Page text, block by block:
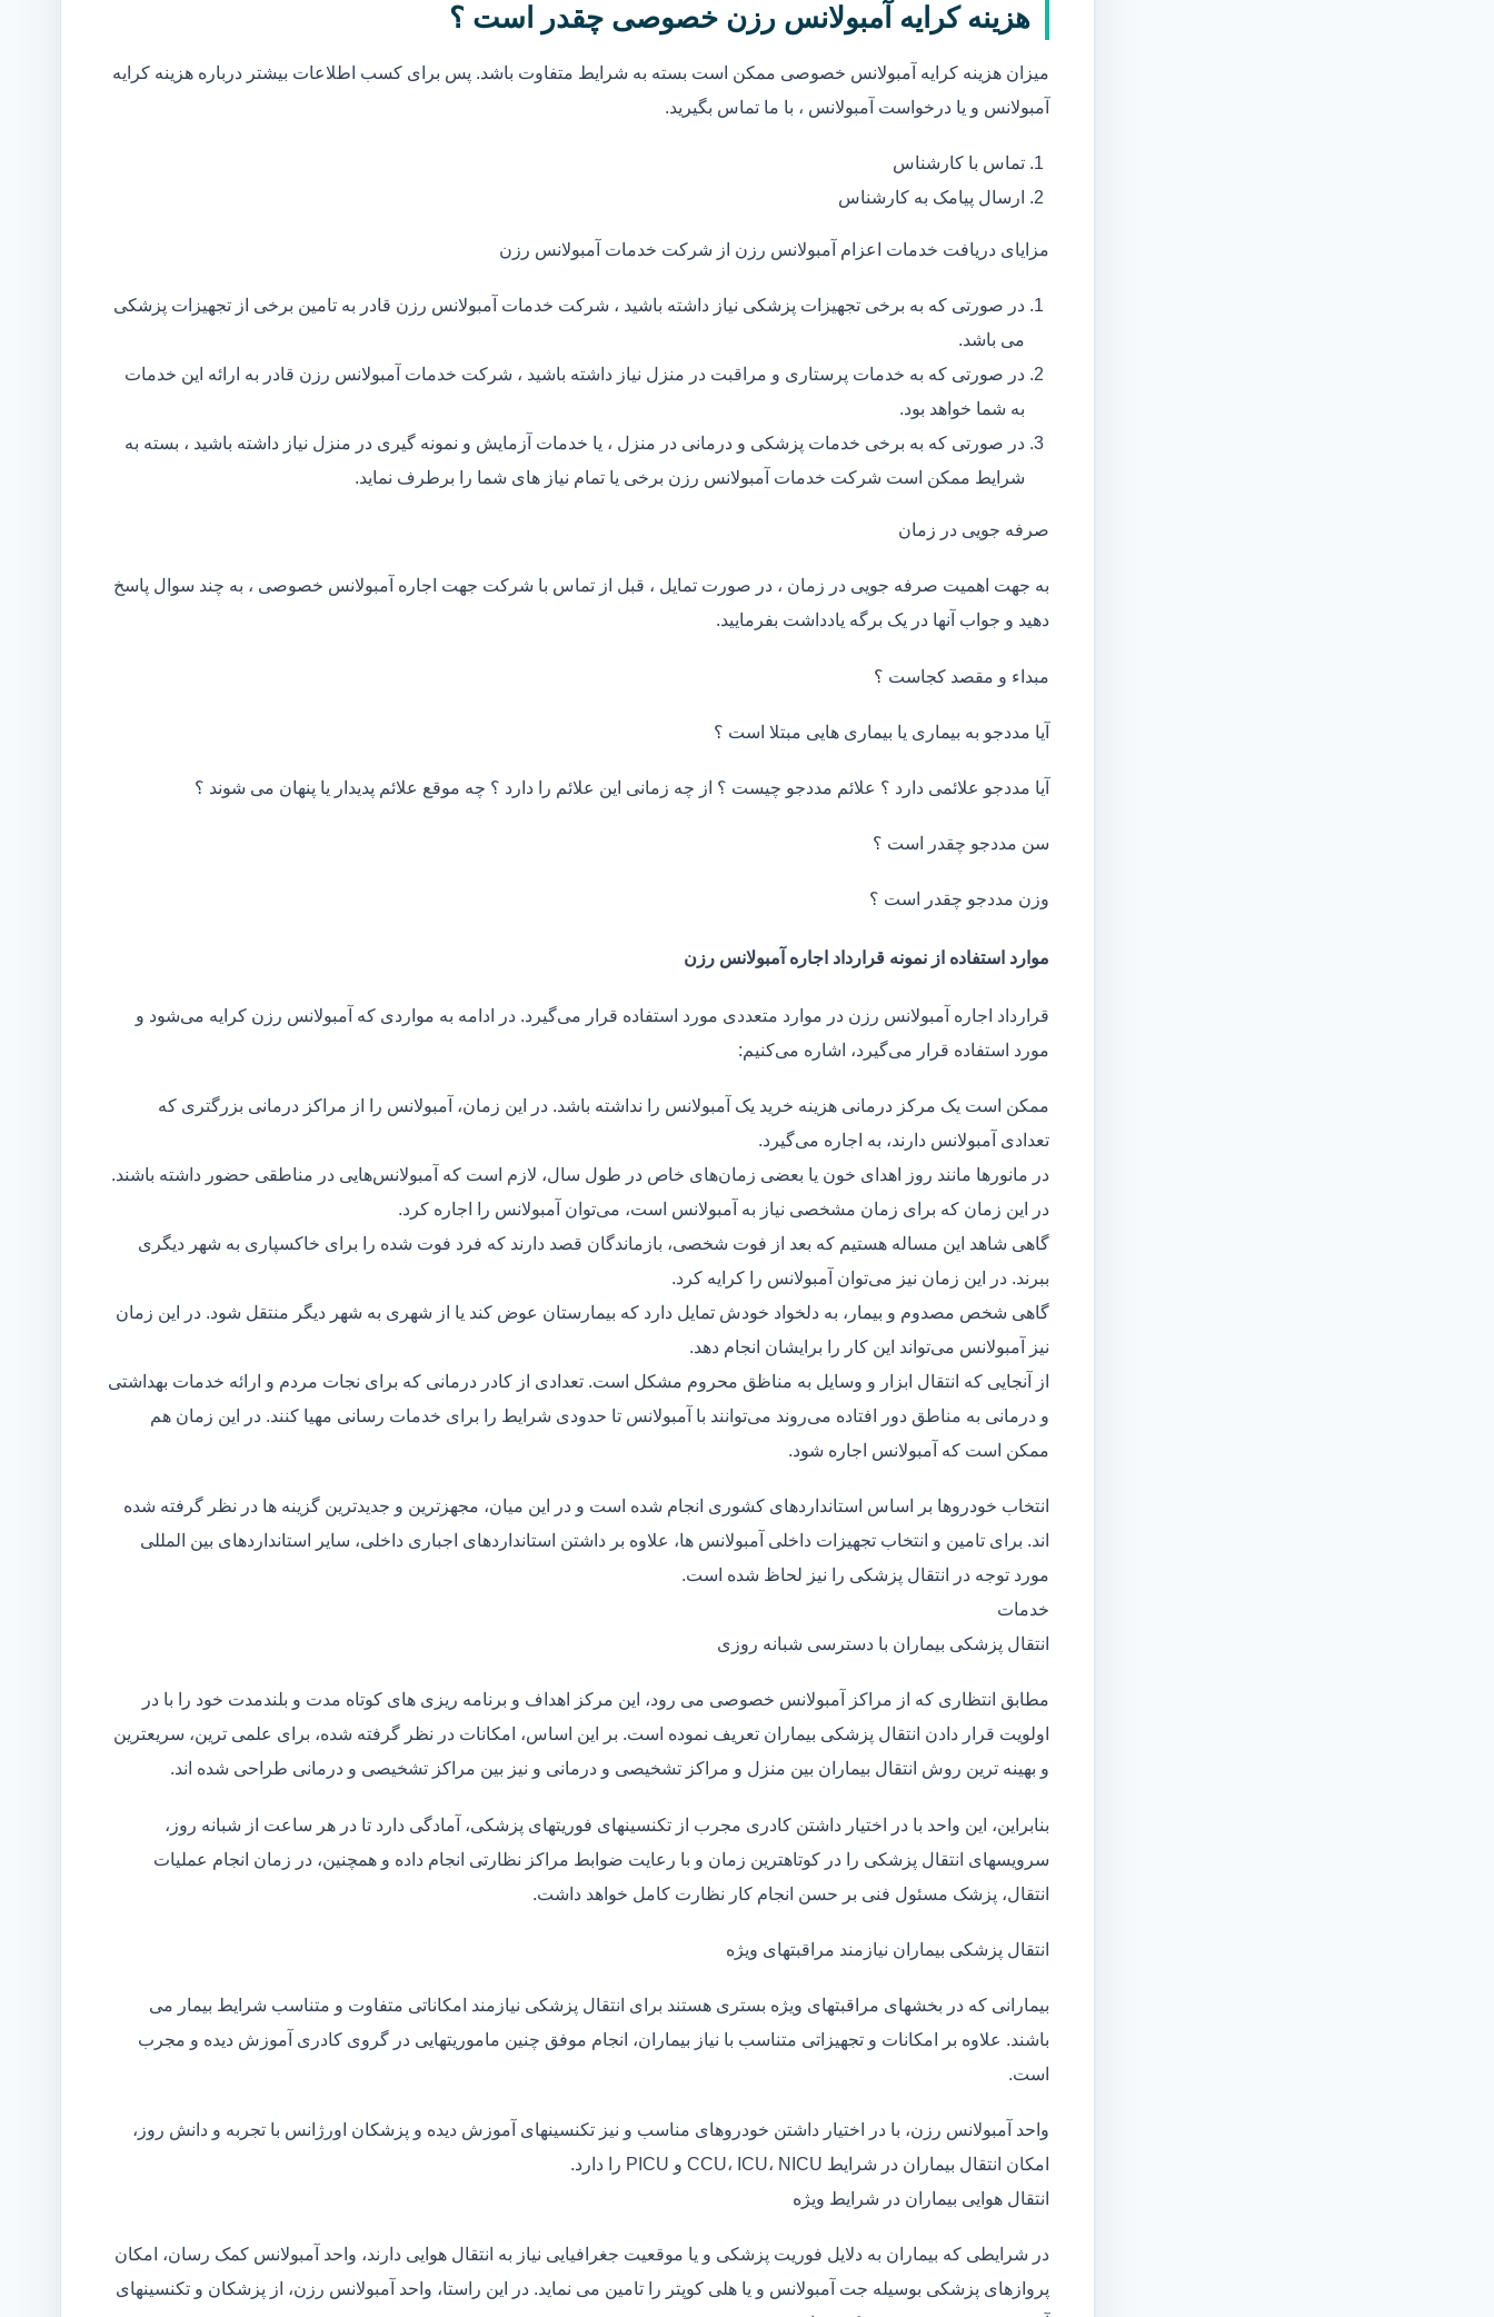
هزینه کرایه آمبولانس رزن خصوصی چقدر است ؟
میزان هزینه کرایه آمبولانس خصوصی ممکن است بسته به شرایط متفاوت باشد. پس برای کسب اطلاعات بیشتر درباره هزینه کرایه
آمبولانس و یا درخواست آمبولانس ، با ما تماس بگیرید.
تماس با کارشناس
ارسال پیامک به کارشناس
مزایای دریافت خدمات اعزام آمبولانس رزن از شرکت خدمات آمبولانس رزن
در صورتی که به برخی تجهیزات پزشکی نیاز داشته باشید ، شرکت خدمات آمبولانس رزن قادر به تامین برخی از تجهیزات پزشکی
می باشد.
در صورتی که به خدمات پرستاری و مراقبت در منزل نیاز داشته باشید ، شرکت خدمات آمبولانس رزن قادر به ارائه این خدمات
به شما خواهد بود.
در صورتی که به برخی خدمات پزشکی و درمانی در منزل ، یا خدمات آزمایش و نمونه گیری در منزل نیاز داشته باشید ، بسته به
شرایط ممکن است شرکت خدمات آمبولانس رزن برخی یا تمام نیاز های شما را برطرف نماید.
صرفه جویی در زمان
به جهت اهمیت صرفه جویی در زمان ، در صورت تمایل ، قبل از تماس با شرکت جهت اجاره آمبولانس خصوصی ، به چند سوال پاسخ
دهید و جواب آنها در یک برگه یادداشت بفرمایید.
مبداء و مقصد کجاست ؟
آیا مددجو به بیماری یا بیماری هایی مبتلا است ؟
آیا مددجو علائمی دارد ؟ علائم مددجو چیست ؟ از چه زمانی این علائم را دارد ؟ چه موقع علائم پدیدار یا پنهان می شوند ؟
سن مددجو چقدر است ؟
وزن مددجو چقدر است ؟
موارد استفاده از نمونه قرارداد اجاره آمبولانس رزن
قرارداد اجاره آمبولانس رزن در موارد متعددی مورد استفاده قرار می‌گیرد. در ادامه به مواردی که آمبولانس رزن کرایه می‌شود و
مورد استفاده قرار می‌گیرد، اشاره می‌کنیم:
ممکن است یک مرکز درمانی هزینه خرید یک آمبولانس را نداشته باشد. در این زمان، آمبولانس را از مراکز درمانی بزرگتری که
تعدادی آمبولانس دارند، به اجاره می‌گیرد.
در مانور‌ها مانند روز اهدای خون یا بعضی زمان‌های خاص در طول سال، لازم است که آمبولانس‌هایی در مناطقی حضور داشته باشند.
در این زمان که برای زمان مشخصی نیاز به آمبولانس است، می‌توان آمبولانس را اجاره کرد.
گاهی شاهد این مساله هستیم که بعد از فوت شخصی، بازماندگان قصد دارند که فرد فوت شده را برای خاکسپاری به شهر دیگری
ببرند. در این زمان نیز می‌توان آمبولانس را کرایه کرد.
گاهی شخص مصدوم و بیمار، به دلخواد خودش تمایل دارد که بیمارستان عوض کند یا از شهری به شهر دیگر منتقل شود. در این زمان
نیز آمبولانس می‌تواند این کار را برایشان انجام دهد.
از آنجایی که انتقال ابزار و وسایل به مناظق محروم مشکل است. تعدادی از کادر درمانی که برای نجات مردم و ارائه خدمات بهداشتی
و درمانی به مناطق دور افتاده می‌روند می‌توانند با آمبولانس تا حدودی شرایط را برای خدمات رسانی مهیا کنند. در این زمان هم
ممکن است که آمبولانس اجاره شود.
انتخاب خودروها بر اساس استانداردهای کشوری انجام شده است و در این میان، مجهزترین و جدیدترین گزینه ها در نظر گرفته شده
اند. برای تامین و انتخاب تجهیزات داخلی آمبولانس ها، علاوه بر داشتن استانداردهای اجباری داخلی، سایر استانداردهای بین المللی
مورد توجه در انتقال پزشکی را نیز لحاظ شده است.
خدمات
انتقال پزشکی بیماران با دسترسی شبانه روزی
مطابق انتظاری که از مراکز آمبولانس خصوصی می رود، این مرکز اهداف و برنامه ریزی های کوتاه مدت و بلندمدت خود را با در
اولویت قرار دادن انتقال پزشکی بیماران تعریف نموده است. بر این اساس، امکانات در نظر گرفته شده، برای علمی ترین، سریعترین
و بهینه ترین روش انتقال بیماران بین منزل و مراکز تشخیصی و درمانی و نیز بین مراکز تشخیصی و درمانی طراحی شده اند.
بنابراین، این واحد با در اختیار داشتن کادری مجرب از تکنسینهای فوریتهای پزشکی، آمادگی دارد تا در هر ساعت از شبانه روز،
سرویسهای انتقال پزشکی را در کوتاهترین زمان و با رعایت ضوابط مراکز نظارتی انجام داده و همچنین، در زمان انجام عملیات
انتقال، پزشک مسئول فنی بر حسن انجام کار نظارت کامل خواهد داشت.
انتقال پزشکی بیماران نیازمند مراقبتهای ویژه
بیمارانی که در بخشهای مراقبتهای ویژه بستری هستند برای انتقال پزشکی نیازمند امکاناتی متفاوت و متناسب شرایط بیمار می
باشند. علاوه بر امکانات و تجهیزاتی متناسب با نیاز بیماران، انجام موفق چنین ماموریتهایی در گروی کادری آموزش دیده و مجرب
است.
واحد آمبولانس رزن، با در اختیار داشتن خودروهای مناسب و نیز تکنسینهای آموزش دیده و پزشکان اورژانس با تجربه و دانش روز،
امکان انتقال بیماران در شرایط CCU، ICU، NICU و PICU را دارد.
انتقال هوایی بیماران در شرایط ویژه
در شرایطی که بیماران به دلایل فوریت پزشکی و یا موقعیت جغرافیایی نیاز به انتقال هوایی دارند، واحد آمبولانس کمک رسان، امکان
پروازهای پزشکی بوسیله جت آمبولانس و یا هلی کوپتر را تامین می نماید. در این راستا، واحد آمبولانس رزن، از پزشکان و تکنسینهای